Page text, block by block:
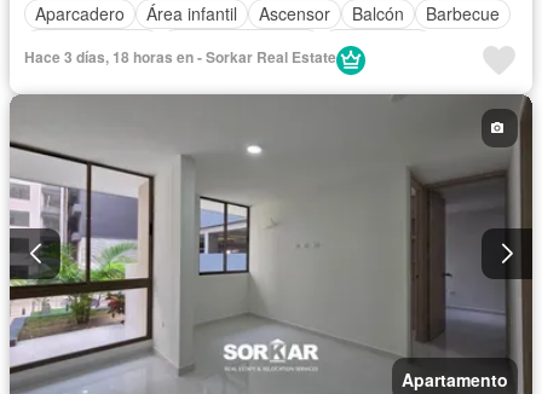
Aparcadero
Área infantil Ascensor Balcón
Barbecue
Gas natural
Seguridad privada
Hace 3 días, 18 horas en - Sorkar Real Estate
Apartamento